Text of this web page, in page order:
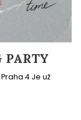
PARTY
4 Je už